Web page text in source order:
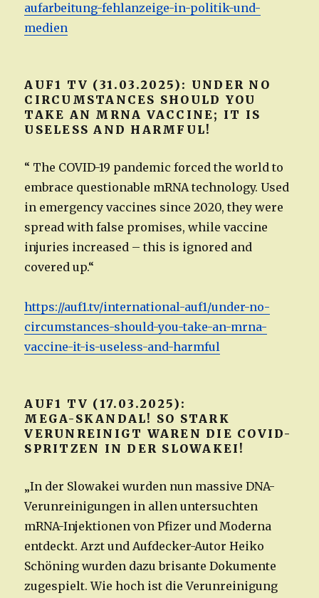
aufarbeitung-fehlanzeige-in-politik-und-
medien
AUF1 TV (31.03.2025): UNDER NO
CIRCUMSTANCES SHOULD YOU
TAKE AN MRNA VACCINE; IT IS
USELESS AND HARMFUL!
“ The COVID-19 pandemic forced the world to
embrace questionable mRNA technology. Used
in emergency vaccines since 2020, they were
spread with false promises, while vaccine
injuries increased – this is ignored and
covered up.“
https://auf1.tv/international-auf1/under-no-
circumstances-should-you-take-an-mrna-
vaccine-it-is-useless-and-harmful
AUF1 TV (17.03.2025):
MEGA-SKANDAL! SO STARK
VERUNREINIGT WAREN DIE COVID-
SPRITZEN IN DER SLOWAKEI!
„In der Slowakei wurden nun massive DNA-
Verunreinigungen in allen untersuchten
mRNA-Injektionen von Pfizer und Moderna
entdeckt. Arzt und Aufdecker-Autor Heiko
Schöning wurden dazu brisante Dokumente
zugespielt. Wie hoch ist die Verunreinigung